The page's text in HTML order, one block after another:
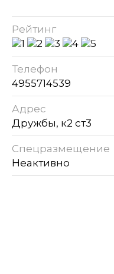
Рейтинг
Телефон
4955714539
Адрес
Дружбы, к2 ст3
Спецразмещение
Неактивно